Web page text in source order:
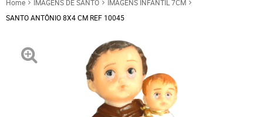
Home IMAGENS DE SANTO
IMAGENS INFANTIL 7CM
SANTO ANTÔNIO 8X4 CM REF 10045